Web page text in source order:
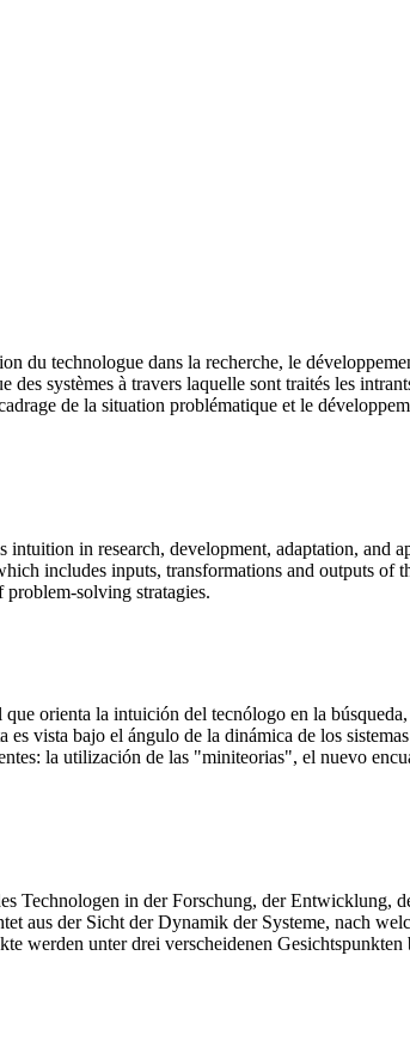
du technologue dans la recherche, le
systèmes à travers laquelle sont traités les
de la situation problématique et le
in research, development, adaptation, and
includes inputs, transformations and outputs of
solving stratagies.
orienta la intuición del tecnólogo en la
vista bajo el ángulo de la dinámica de los
la utilización de las "miniteorias", el nuevo
Technologen in der Forschung, der Entwicklung,
aus der Sicht der Dynamik der Systeme, nach
werden unter drei verscheidenen